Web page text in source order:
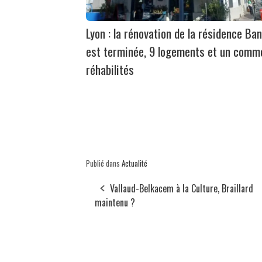
Lyon : la rénovation de la résidence
est terminée, 9 logements et un
réhabilités
Publié dans Actualité
Vallaud-Belkacem à la Culture, Braillard
maintenu ?